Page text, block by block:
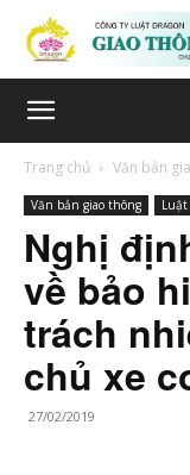
Trang chủ Văn bản
Văn bản giao thông
Nghị
về bảo
trách
chủ xe
27/02/2019